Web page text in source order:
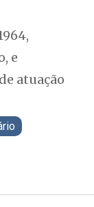
e
atuação